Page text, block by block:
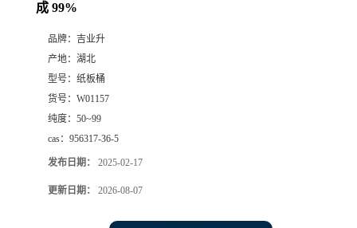
成 99%
品牌： 吉业升
产地： 湖北
型号： 纸板桶
货号： W01157
纯度： 50~99
cas： 956317-36-5
发布日期： 2025-02-17
更新日期： 2026-08-07